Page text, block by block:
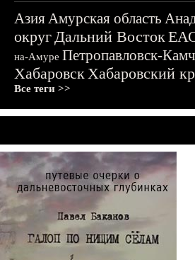
АзияАмурская область
округДальний Восток
на-Амуре Петропавловск-
ХабаровскХабаровский
Все теги >>